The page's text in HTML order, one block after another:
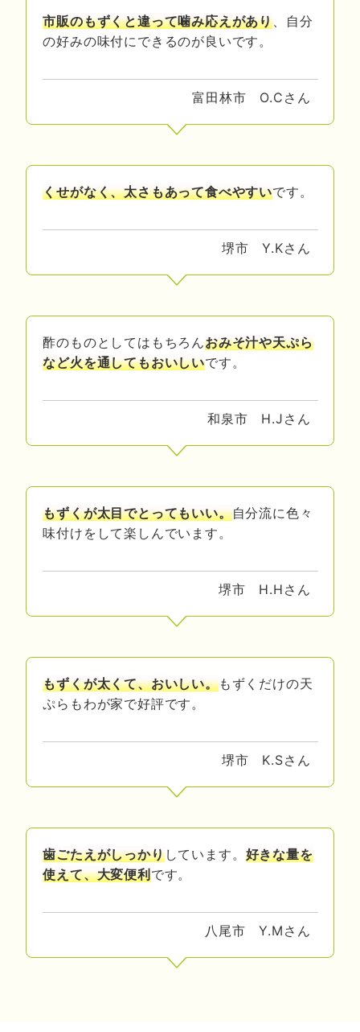
市販のもずくと違って噛み応えがあり、自分
の好みの味付にできるのが良いです。
富田林市 O.Cさん
くせがなく、太さもあって食べやすいです。
堺市 Y.Kさん
酢のものとしてはもちろんおみそ汁や天ぷら
など火を通してもおいしいです。
和泉市 H.Jさん
もずくが太目でとってもいい。自分流に色々
味付けをして楽しんでいます。
堺市 H.Hさん
もずくが太くて、おいしい。もずくだけの天
ぷらもわが家で好評です。
堺市 K.Sさん
歯ごたえがしっかりしています。 好きな量を
使えて、大変便利です。
八尾市 Y.Mさん